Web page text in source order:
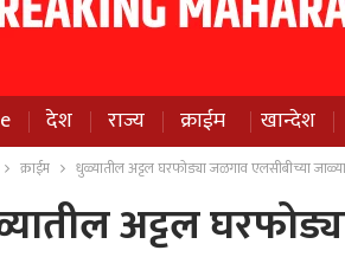
देश राज्य क्राईम खान्देश
क्राईम धुळ्यातील अट्टल घरफोड्या जळगाव एलसीबीच्या
अट्टल